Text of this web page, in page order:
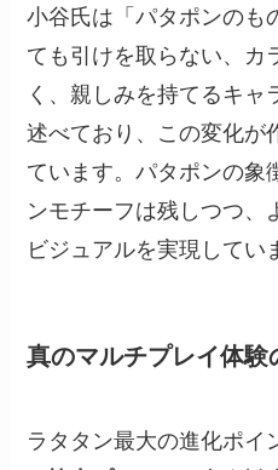
小谷氏は「パタポンのも
ても引けを取らない、カ
く、親しみを持てるキャ
述べており、この変化が
ています。パタポンの象
ンモチーフは残しつつ、
ビジュアルを実現してい
真のマルチプレイ体験
ラタタン最大の進化ポイ